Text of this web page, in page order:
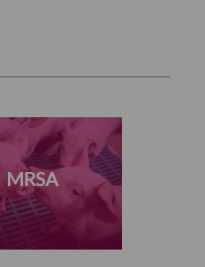
MRSA